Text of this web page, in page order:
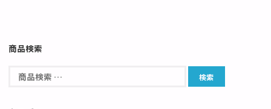
商品検索